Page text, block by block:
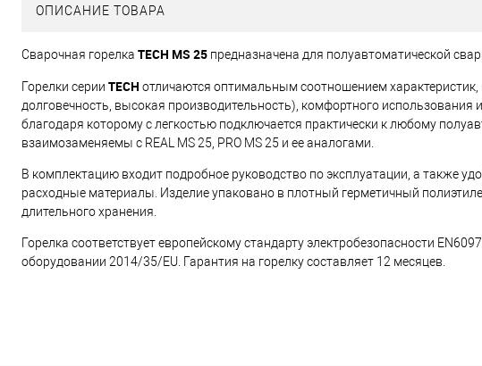
ОПИСАНИЕ ТОВАРА
Сварочная горелка TECH MS 25 предназначена для полуавтоматической
Горелки серии TECH отличаются оптимальным соотношением
долговечность, высокая производительность), комфортного
благодаря которому с легкостью подключается практически к любому
взаимозаменяемы с REAL MS 25, PRO MS 25 и ее аналогами.
В комплектацию входит подробное руководство по эксплуатации, а также
расходные материалы. Изделие упаковано в плотный герметичный
длительного хранения.
Горелка соответствует европейскому стандарту электробезопасности
оборудовании 2014/35/EU. Гарантия на горелку составляет 12 месяцев.